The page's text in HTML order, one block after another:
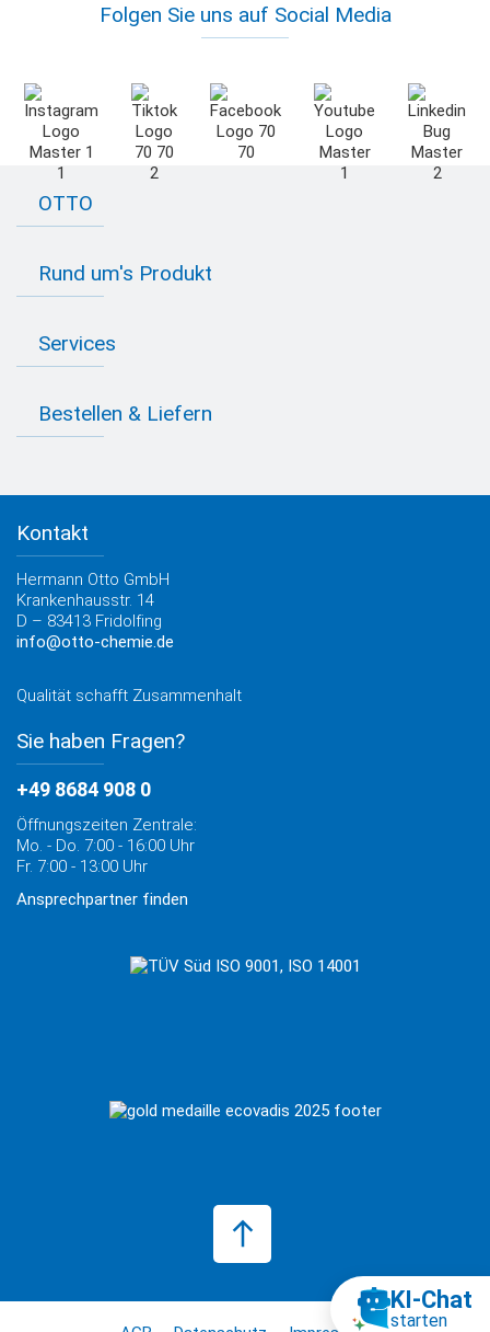
Folgen Sie uns auf Social Media
OTTO
Bau Newsletter
Presse
Jobs
Referenzen
Rund um's Produkt
Farbvielfalt
Informationen zu Prüfzeichen
Services
Farbempfehlungen
Verbrauchsrechner
Medienportal
Bestellen & Liefern
Bestelloptionen
Elektronischer Rechnungsversand
Entsorgung & Verpackungsrücknahme
Kontakt
Hermann Otto GmbH
Krankenhausstr. 14
D – 83413 Fridolfing
info@otto-chemie.de
Qualität schafft Zusammenhalt
Sie haben Fragen?
+49 8684 908 0
Öffnungszeiten Zentrale:
Mo. - Do. 7:00 - 16:00 Uhr
Fr. 7:00 - 13:00 Uhr
Ansprechpartner finden
KI‑Chat
starten